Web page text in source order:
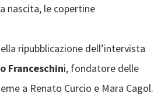
nascita, le copertine
ripubblicazione dell’intervista
Franceschini, fondatore delle
a Renato Curcio e Mara Cagol.